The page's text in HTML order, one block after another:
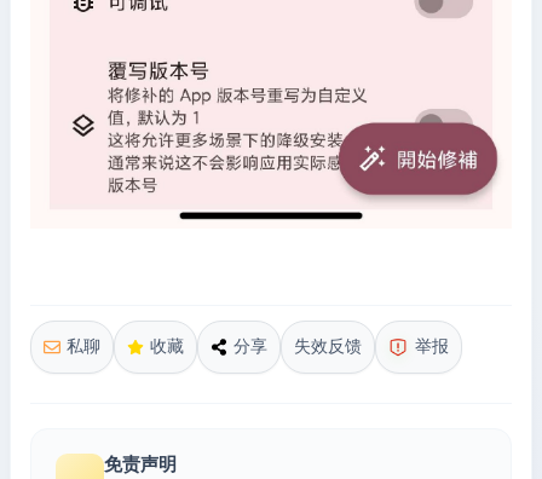
私聊 收藏 分享 失效反馈 举报
免责声明